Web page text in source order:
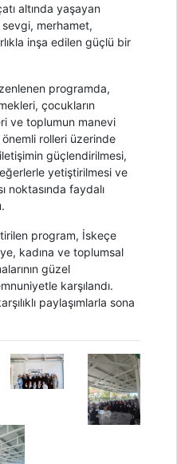
altında yaşayan
sevgi, merhamet,
inşa edilen güçlü bir
programda,
çocukların
ve toplumun manevi
rolleri üzerinde
güçlendirilmesi,
yetiştirilmesi ve
noktasında faydalı
program, İskeçe
kadına ve toplumsal
güzel
karşılandı.
paylaşımlarla sona